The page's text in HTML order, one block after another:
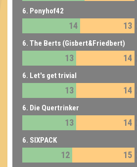
6. Ponyhof42
14 13
6. The Berts (Gisbert&Friedbert)
13 14
6. Let's get trivial
13 14
6. Die Quertrinker
13 14
6. SIXPACK
12 15